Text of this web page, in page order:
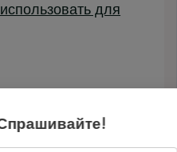
для